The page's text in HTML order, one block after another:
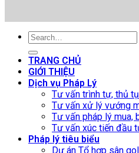
TRANG CHỦ
GIỚI THIỆU
Dịch vụ Pháp Lý
Tư vấn trình tự, thủ
Tư vấn xử lý vướng
Tư vấn pháp lý mua,
Tư vấn xúc tiến đầu
Pháp lý tiêu biểu
Dự án Tổ hợp sân